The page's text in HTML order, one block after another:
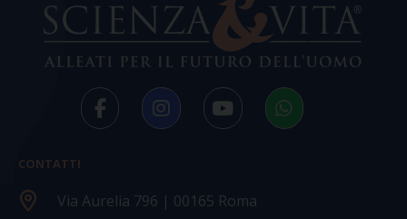
CONTATTI
Via Aurelia 796 | 00165 Roma